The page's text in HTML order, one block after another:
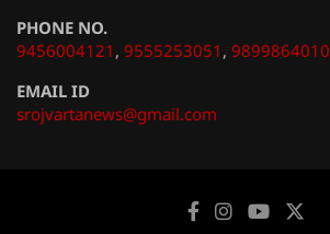
PHONE NO.
9456004121 , 9555253051 , 9899864010
EMAIL ID
srojvartanews@gmail.com